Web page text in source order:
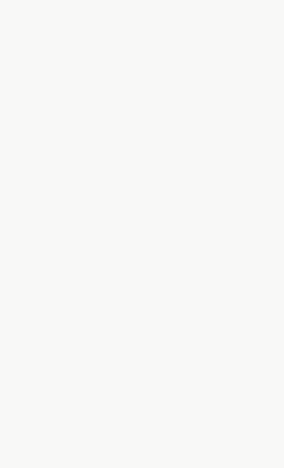
не должно быстро
на 10-15 процентов,
аккумулятора не
включать